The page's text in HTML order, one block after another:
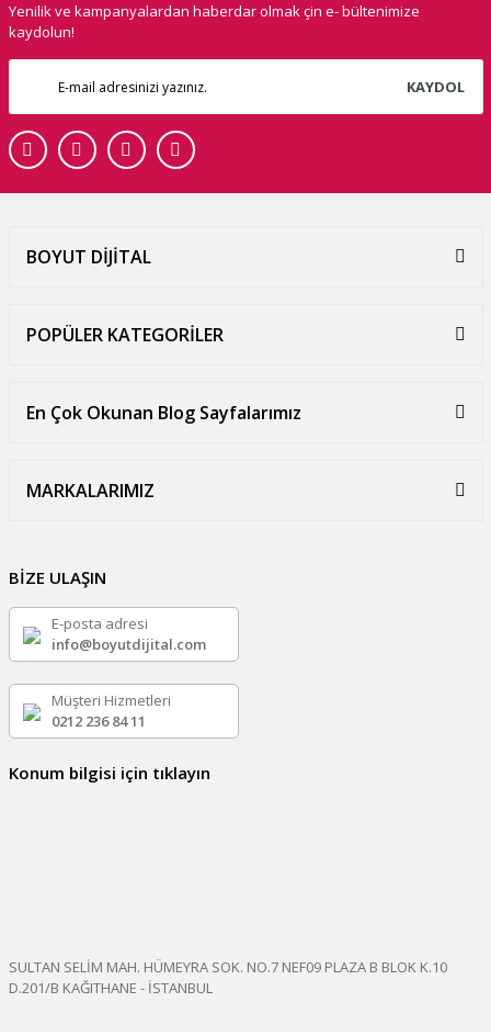
Yenilik ve kampanyalardan haberdar olmak çin e- bültenimize
kaydolun!
KAYDOL
BOYUT DİJİTAL
POPÜLER KATEGORİLER
En Çok Okunan Blog Sayfalarımız
MARKALARIMIZ
BİZE ULAŞIN
E-posta adresi
info@boyutdijital.com
Müşteri Hizmetleri
0212 236 84 11
Konum bilgisi için tıklayın
SULTAN SELİM MAH. HÜMEYRA SOK. NO.7 NEF09 PLAZA B BLOK K.10
D.201/B KAĞITHANE - İSTANBUL